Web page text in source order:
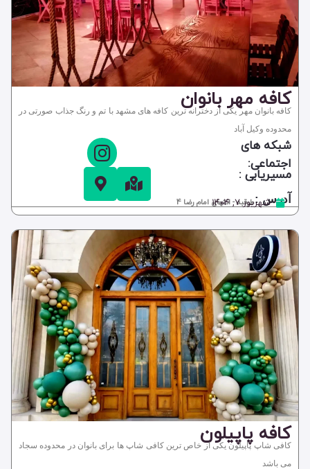
کافه مهر بانوان
کافه بانوان مهر یکی از دخترانه ترین کافه های مشهد با تم و رنگ جذاب صورتی در
محدوده وکیل آباد
شبکه های
اجتماعی:
مسیریابی :
طرقبه - انتهای امام رضا 4آدرس :شهریور ۷, ۱۴۰۴
کافه پاپیلون
کافی شاپ پاپیلون یکی از خاص ترین کافی شاپ ها برای بانوان در محدوده سجاد
می باشد